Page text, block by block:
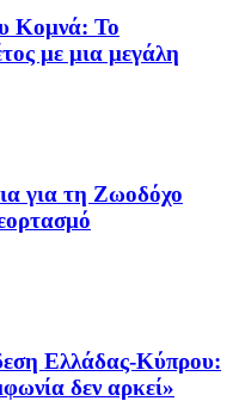
Κομνά: Το
με μια μεγάλη
για τη Ζωοδόχο
Ελλάδας-Κύπρου:
δεν αρκεί»